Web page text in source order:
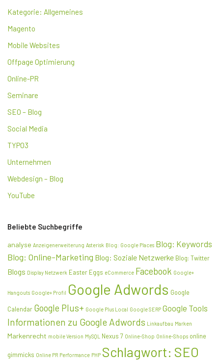
Kategorie: Allgemeines
Magento
Mobile Websites
Offpage Optimierung
Online-PR
Seminare
SEO – Blog
Social Media
TYPO3
Unternehmen
Webdesign – Blog
YouTube
Beliebte Suchbegriffe
analyse Anzeigenerweiterung Asterisk Blog: Google Places Blog: Keywords
Blog: Online-Marketing Blog: Soziale Netzwerke Blog: Twitter
Blogs Display Netzwerk Easter Eggs eCommerce Facebook Google+
Hangouts Google+ Profil Google Adwords Google
Calendar Google Plus+ Google Plus Local Google SERP Google Tools
Informationen zu Google Adwords Linkaufbau Marken
Markenrecht mobile Version MySQL Nexus 7 Online-Shop Online-Shops online
gimmicks Online PR Performance PHP Schlagwort: SEO